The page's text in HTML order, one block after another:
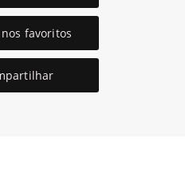
favoritos